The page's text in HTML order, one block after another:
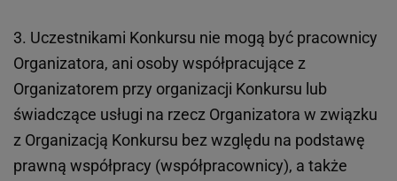
3. Uczestnikami Konkursu nie mogą być pracownicy
Organizatora, ani osoby współpracujące z
Organizatorem przy organizacji Konkursu lub
świadczące usługi na rzecz Organizatora w związku
z Organizacją Konkursu bez względu na podstawę
prawną współpracy (współpracownicy), a także